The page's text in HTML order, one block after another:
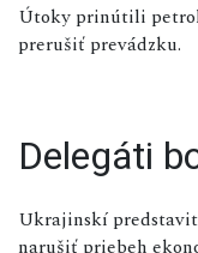
Útoky prinútili
prerušiť prevádzku.
Delegáti
Ukrajinskí
narušiť priebeh